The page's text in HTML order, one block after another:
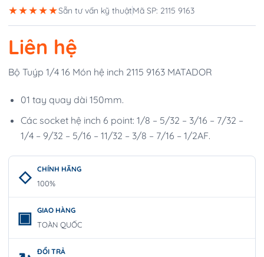
★★★★★Sẵn tư vấn kỹ thuậtMã SP: 2115 9163
Liên hệ
Bộ Tuýp 1/4 16 Món hệ inch 2115 9163 MATADOR
01 tay quay dài 150mm.
Các socket hệ inch 6 point: 1/8 – 5/32 – 3/16 – 7/32 –
1/4 – 9/32 – 5/16 – 11/32 – 3/8 – 7/16 – 1/2AF.
CHÍNH HÃNG
100%
GIAO HÀNG
TOÀN QUỐC
ĐỔI TRẢ